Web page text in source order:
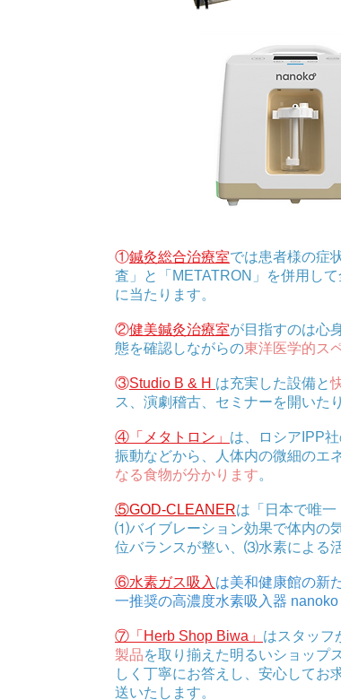
①鍼灸総合治療室では患者様の症
査」と「METATRON」を併用し
に当たります。
②健美鍼灸治療室が目指すのは心
態を確認しながらの東洋医学的ス
③Studio B & H は充実した設備と
ス、演劇稽古、セミナーを開いた
​④「メタトロン」 は、ロシアIPP
振動などから、人体内の微細のエ
なる食物が分かります。
⑤GOD-CLEANERは「日本で唯
⑴バイブレーション効果で体内の
位バランスが整い、⑶水素による
⑥水素ガス吸入 は美和健康館の新
一推奨の高濃度水素吸入器 nanoko
​⑦ 「Herb Shop Biwa」 はスタッフ
製品を取り揃えた明るいショップ
しく丁寧にお答えし、安心してお
送いたします。